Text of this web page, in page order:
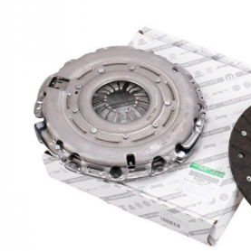
菲亚特原厂杜卡托